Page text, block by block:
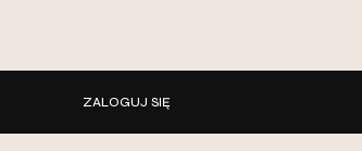
ZALOGUJ SIĘ